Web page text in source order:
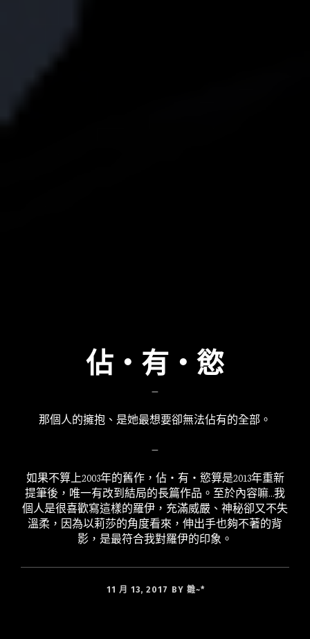
佔‧有‧慾
—
那個人的擁抱、是她最想要卻無法佔有的全部。
—
如果不算上2003年的舊作，佔‧有‧慾算是2013年重新
提筆後，唯一有改到結局的長篇作品。至於內容嘛…我
個人是很喜歡寫這樣的羅伊，充滿威嚴、神秘卻又不失
溫柔，因為以莉莎的角度看來，伸出手也夠不著的背
影，是最符合我對羅伊的印象。
11 月 13, 2017 BY 雛~*